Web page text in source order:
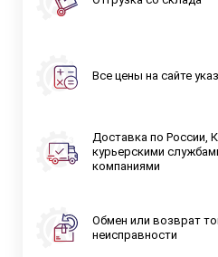
Все цены на сайте
Доставка по России,
курьерскими
компаниями
Обмен или возврат
неисправности